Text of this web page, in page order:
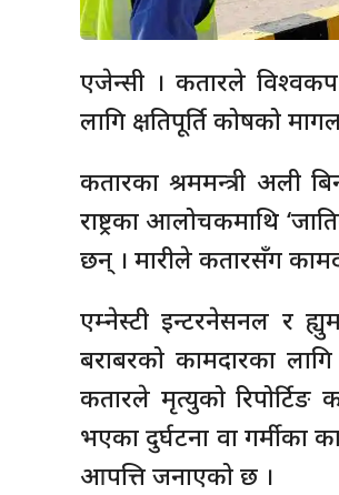
एजेन्सी । कतारले विश्वकप
लागि क्षतिपूर्ति कोषको
कतारका श्रममन्त्री अली
राष्ट्रका आलोचकमाथि
छन् । मारीले कतारसँग
एम्नेस्टी इन्टरनेसनल र
बराबरको कामदारका
कतारले मृत्युको
भएका दुर्घटना वा गर्मीका
आपत्ति जनाएको छ ।